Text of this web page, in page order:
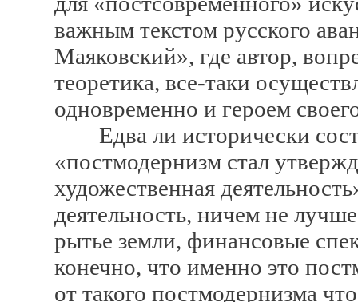
важным текстом русского
Маяковский», где автор,
теоретика, все-таки
одновременно и героем
Едва ли исторически
«постмодернизм стал
художественная
деятельность, ничем не
рытье земли, финансовые
конечно, что именно это
от такого постмодернизма